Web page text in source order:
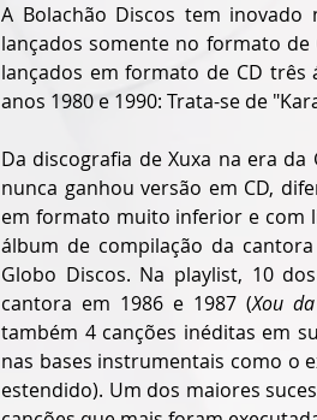
A Bolachão Discos tem
lançados somente no formato
lançados em formato de CD
anos 1980 e 1990: Trata-se de
Da discografia de Xuxa na era
nunca ganhou versão em CD,
álbum de compilação da cantora
Globo Discos. Na playlist, 10
cantora em 1986 e 1987 (Xou
também 4 canções inéditas em
nas bases instrumentais como o
estendido). Um dos maiores